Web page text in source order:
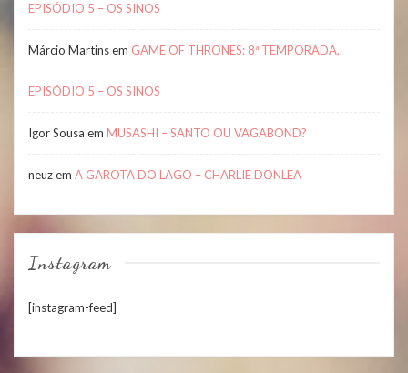
EPISÓDIO 5 – OS SINOS
Márcio Martinsem GAME OF THRONES: 8ª TEMPORADA,
EPISÓDIO 5 – OS SINOS
Igor Sousa em MUSASHI – SANTO OU VAGABOND?
neuzem A GAROTA DO LAGO – CHARLIE DONLEA
Instagram
[instagram-feed]